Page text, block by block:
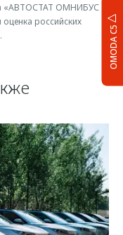
OMODA C5
«АВТОСТАТ ОМНИБУС
российских